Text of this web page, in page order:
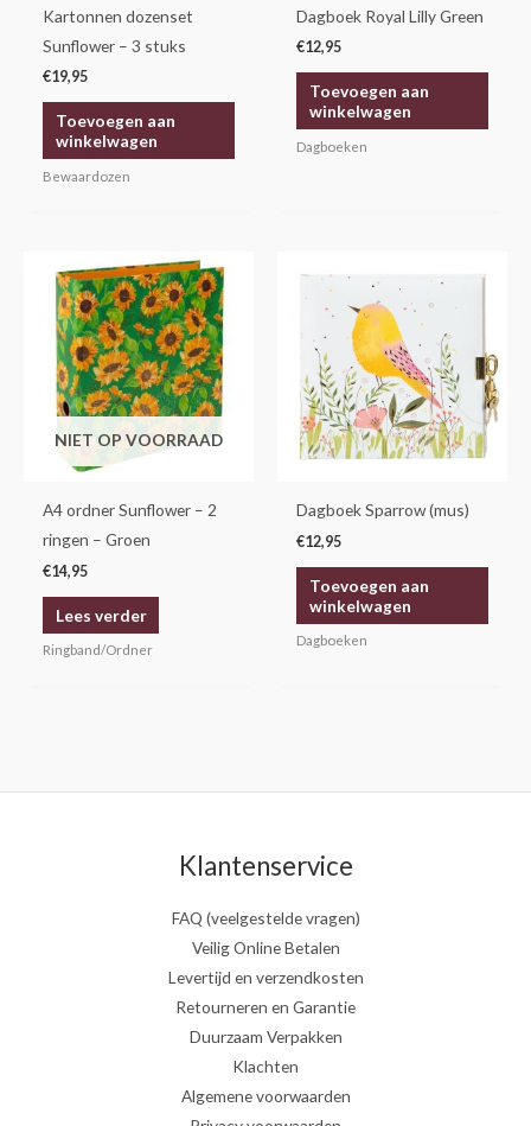
Kartonnen dozenset
Sunflower – 3 stuks
€19,95
Toevoegen aan
winkelwagen
Bewaardozen
Dagboek Royal Lilly Green
€12,95
Toevoegen aan
winkelwagen
Dagboeken
NIET OP VOORRAAD
A4 ordner Sunflower – 2
ringen – Groen
€14,95
Lees verder
Ringband/Ordner
Dagboek Sparrow (mus)
€12,95
Toevoegen aan
winkelwagen
Dagboeken
Klantenservice
FAQ (veelgestelde vragen)
Veilig Online Betalen
Levertijd en verzendkosten
Retourneren en Garantie
Duurzaam Verpakken
Klachten
Algemene voorwaarden